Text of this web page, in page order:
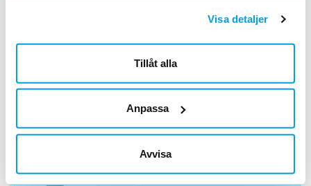
Visa detaljer
Tillåt alla
Anpassa
Avvisa
Lägg i kundvagn
Varumärke WIBE
mm. Andra längder kan offereras.
ST Lägg i kundvagn
TELERÄNNA 100MM OHÅL SEND
1115604
Varumärke
MP BOLAGEN
Rännan är försedd med fästhål i ändarna och
ST